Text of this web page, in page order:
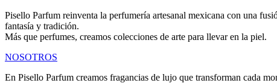
Pisello Parfum reinventa la perfumería artesanal mexicana con una
fantasía y tradición.
Más que perfumes, creamos colecciones de arte para llevar en la piel.
NOSOTROS
En Pisello Parfum creamos fragancias de lujo que transforman cada